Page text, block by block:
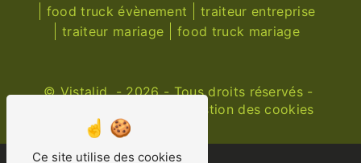
food truck évènement
traiteur entreprise
traiteur mariage
food truck mariage
©Vistalid- 2026 - Tous droits réservés -
Gestion des cookies
Ce site utilise des cookies